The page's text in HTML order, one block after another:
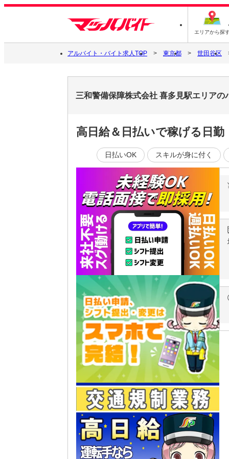
エリアから探
アルバイト・バイト求人TOP 東京都 世田谷区
三和警備保障株式会社 喜多見駅エリアの
高日給＆日払いで稼げる日
日払いOK スキルが身に付く